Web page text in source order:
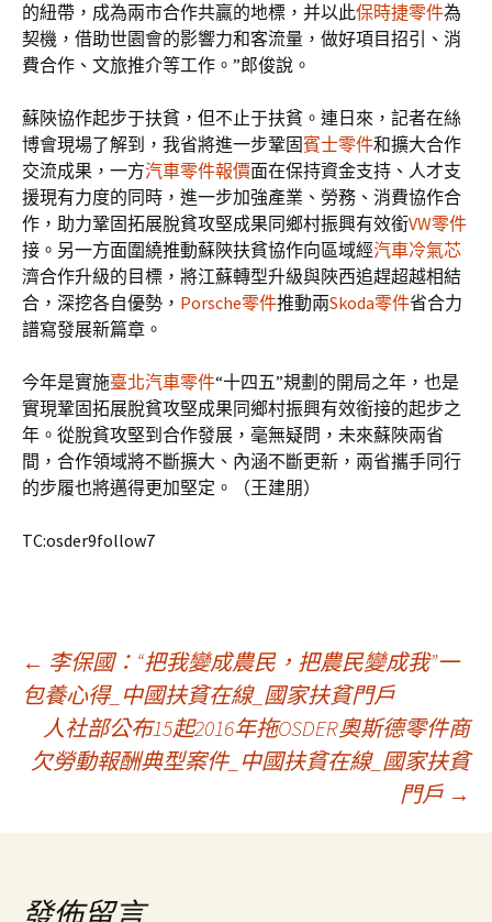
的紐帶，成為兩市合作共贏的地標，并以此保時捷零件為
契機，借助世園會的影響力和客流量，做好項目招引、消
費合作、文旅推介等工作。”郎俊說。
蘇陜協作起步于扶貧，但不止于扶貧。連日來，記者在絲
博會現場了解到，我省將進一步鞏固賓士零件和擴大合作
交流成果，一方汽車零件報價面在保持資金支持、人才支
援現有力度的同時，進一步加強產業、勞務、消費協作合
作，助力鞏固拓展脫貧攻堅成果同鄉村振興有效銜VW零件
接。另一方面圍繞推動蘇陜扶貧協作向區域經汽車冷氣芯
濟合作升級的目標，將江蘇轉型升級與陜西追趕超越相結
合，深挖各自優勢， Porsche零件推動兩Skoda零件省合力
譜寫發展新篇章。
今年是實施臺北汽車零件“十四五”規劃的開局之年，也是
實現鞏固拓展脫貧攻堅成果同鄉村振興有效銜接的起步之
年。從脫貧攻堅到合作發展，毫無疑問，未來蘇陜兩省
間，合作領域將不斷擴大、內涵不斷更新，兩省攜手同行
的步履也將邁得更加堅定。（王建朋）
TC:osder9follow7
文
章
導
覽
← 李保國：“把我變成農民，把農民變成我”一
包養心得_中國扶貧在線_國家扶貧門戶
人社部公布15起2016年拖OSDER奧斯德零件商
欠勞動報酬典型案件_中國扶貧在線_國家扶貧
門戶 →